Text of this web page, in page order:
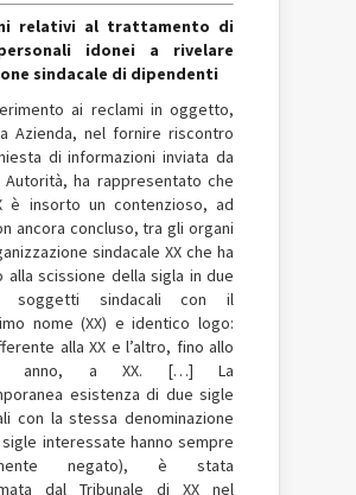
relativi al trattamento di
idonei a rivelare
sindacale di dipendenti
ai reclami in oggetto,
Azienda, nel fornire riscontro
di informazioni inviata da
Autorità, ha rappresentato che
è insorto un contenzioso, ad
ancora concluso, tra gli organi
sindacale XX che ha
alla scissione della sigla in due
soggetti sindacali con il
nome (XX) e identico logo:
alla XX e l’altro, fino allo
anno, a XX. […] La
esistenza di due sigle
con la stessa denominazione
interessate hanno sempre
negato), è stata
dal Tribunale di XX nel